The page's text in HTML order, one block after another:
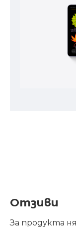
Отзиви
За продукта